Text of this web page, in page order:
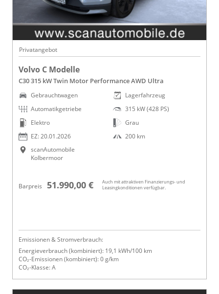
Privatangebot
Volvo C Modelle
C30 315 kW Twin Motor Performance AWD Ultra
Gebrauchtwagen
Automatikgetriebe
Elektro
EZ: 20.01.2026
scanAutomobile
Kolbermoor
Lagerfahrzeug
315 kW (428 PS)
Grau
200 km
Barpreis 51.990,00 €
Auch mit attraktiven Finanzierungs- und
Leasingkonditionen verfügbar.
Emissionen & Stromverbrauch:
Energieverbrauch (kombiniert): 19,1 kWh/100 km
CO₂-Emissionen (kombiniert): 0 g/km
CO₂-Klasse: A